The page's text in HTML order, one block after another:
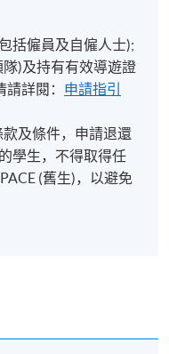
括僱員及自僱人士);
)及持有有效導遊證
詳閱： 申請指引
及條件，申請退還
學生，不得取得任
(舊生)，以避免